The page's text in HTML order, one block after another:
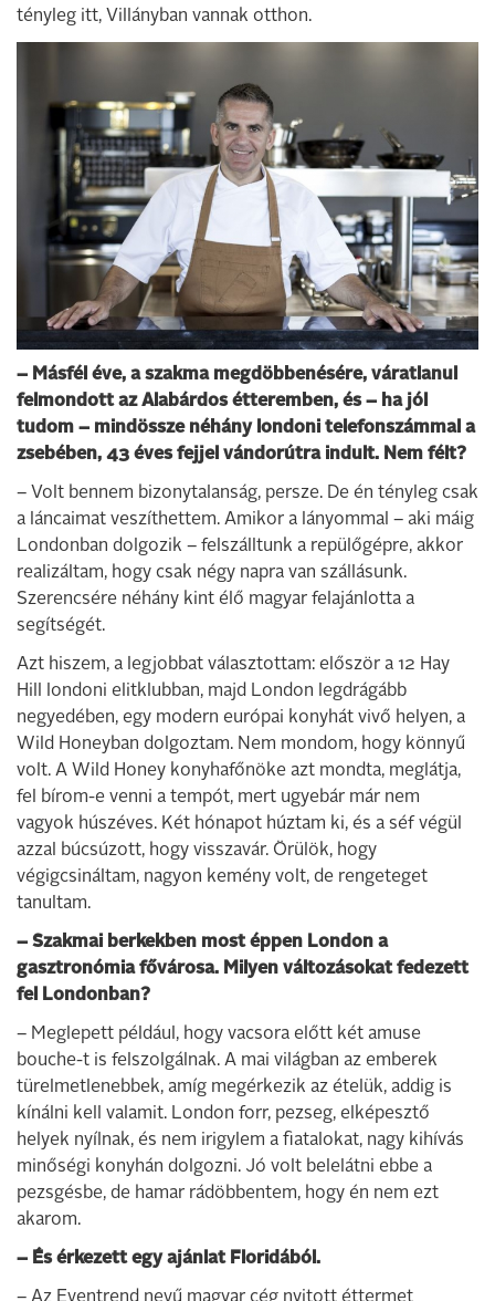
tényleg itt, Villányban vannak otthon.
– Másfél éve, a szakma megdöbbenésére, váratlanul
felmondott az Alabárdos étteremben, és – ha jól
tudom – mindössze néhány londoni telefonszámmal a
zsebében, 43 éves fejjel vándorútra indult. Nem félt?
– Volt bennem bizonytalanság, persze. De én tényleg csak
a láncaimat veszíthettem. Amikor a lányommal – aki máig
Londonban dolgozik – felszálltunk a repülőgépre, akkor
realizáltam, hogy csak négy napra van szállásunk.
Szerencsére néhány kint élő magyar felajánlotta a
segítségét.
Azt hiszem, a legjobbat választottam: először a 12 Hay
Hill londoni elitklubban, majd London legdrágább
negyedében, egy modern európai konyhát vivő helyen, a
Wild Honeyban dolgoztam. Nem mondom, hogy könnyű
volt. A Wild Honey konyhafőnöke azt mondta, meglátja,
fel bírom-e venni a tempót, mert ugyebár már nem
vagyok húszéves. Két hónapot húztam ki, és a séf végül
azzal búcsúzott, hogy visszavár. Örülök, hogy
végigcsináltam, nagyon kemény volt, de rengeteget
tanultam.
– Szakmai berkekben most éppen London a
gasztronómia fővárosa. Milyen változásokat fedezett
fel Londonban?
– Meglepett például, hogy vacsora előtt két amuse
bouche-t is felszolgálnak. A mai világban az emberek
türelmetlenebbek, amíg megérkezik az ételük, addig is
kínálni kell valamit. London forr, pezseg, elképesztő
helyek nyílnak, és nem irigylem a fiatalokat, nagy kihívás
minőségi konyhán dolgozni. Jó volt belelátni ebbe a
pezsgésbe, de hamar rádöbbentem, hogy én nem ezt
akarom.
– És érkezett egy ajánlat Floridából.